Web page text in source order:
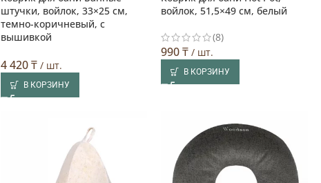
штучки, войлок, 33×25 см,
темно-коричневый, с
вышивкой
4 420₸ / шт.
В КОРЗИНУ
войлок, 51,5×49 см, белый
(8)
990₸ / шт.
В КОРЗИНУ